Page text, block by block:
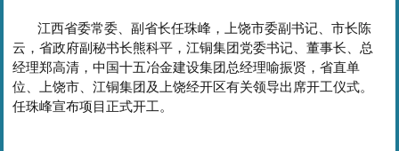
江西省委常委、副省长任珠峰，上饶市委副书记、市长陈
云，省政府副秘书长熊科平，江铜集团党委书记、董事长、总
经理郑高清，中国十五冶金建设集团总经理喻振贤，省直单
位、上饶市、江铜集团及上饶经开区有关领导出席开工仪式。
任珠峰宣布项目正式开工。